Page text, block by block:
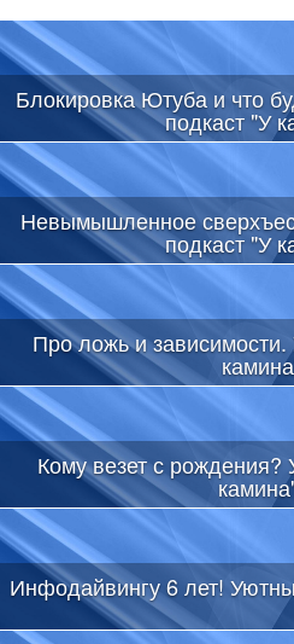
Блокировка Ютуба и что
подкаст "У
Невымышленное
подкаст "У
Про ложь и
Кому везет с
Инфодайвингу 6 лет!